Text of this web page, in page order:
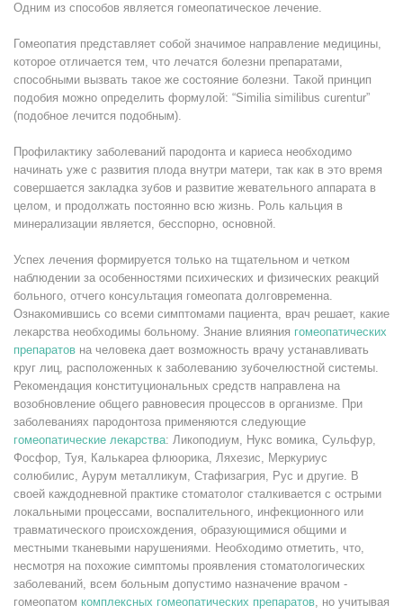
Одним из способов является гомеопатическое лечение.
Гомеопатия представляет собой значимое направление медицины,
которое отличается тем, что лечатся болезни препаратами,
способными вызвать такое же состояние болезни. Такой принцип
подобия можно определить формулой: “Similia similibus curentur”
(подобное лечится подобным).
Профилактику заболеваний пародонта и кариеса необходимо
начинать уже с развития плода внутри матери, так как в это время
совершается закладка зубов и развитие жевательного аппарата в
целом, и продолжать постоянно всю жизнь. Роль кальция в
минерализации является, бесспорно, основной.
Успех лечения формируется только на тщательном и четком
наблюдении за особенностями психических и физических реакций
больного, отчего консультация гомеопата долговременна.
Ознакомившись со всеми симптомами пациента, врач решает, какие
лекарства необходимы больному. Знание влияния гомеопатических
препаратов на человека дает возможность врачу устанавливать
круг лиц, расположенных к заболеванию зубочелюстной системы.
Рекомендация конституциональных средств направлена на
возобновление общего равновесия процессов в организме. При
заболеваниях пародонтоза применяются следующие
гомеопатические лекарства: Ликоподиум, Нукс вомика, Сульфур,
Фосфор, Туя, Калькареа флюорика, Ляхезис, Меркуриус
солюбилис, Аурум металликум, Стафизагрия, Рус и другие. В
своей каждодневной практике стоматолог сталкивается с острыми
локальными процессами, воспалительного, инфекционного или
травматического происхождения, образующимися общими и
местными тканевыми нарушениями. Необходимо отметить, что,
несмотря на похожие симптомы проявления стоматологических
заболеваний, всем больным допустимо назначение врачом -
гомеопатом комплексных гомеопатических препаратов, но учитывая